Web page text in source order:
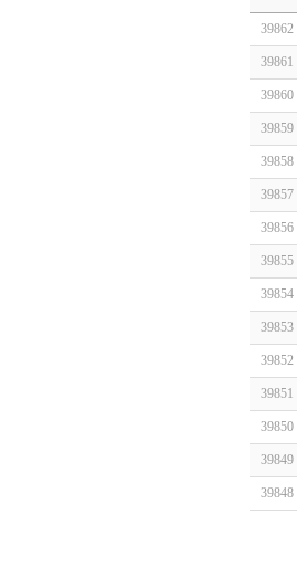
39862
39861
39860
39859
39858
39857
39856
39855
39854
39853
39852
39851
39850
39849
39848